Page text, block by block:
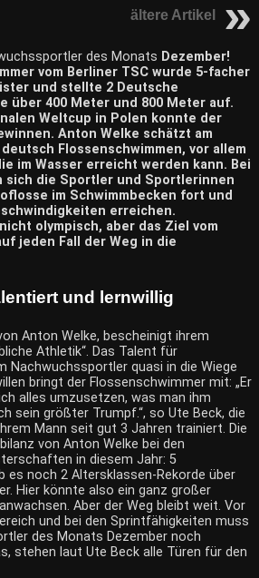
ältere Artikel
des Monats Dezember!
vom Berliner TSC wurde 5-facher
und stellte 2 Deutsche
über 400 Meter und 800 Meter auf.
Weltcup in Polen konnte der
Anton Welke schätzt am
Flossenschwimmen, vor allem
im Wasser erreicht werden kann. Bei
sich die Sportler und Sportlerinnen
im Schwimmbecken fort und
erreichen.
olympisch, aber das Ziel vom
jeden Fall der Weg in die
und lernwillig
Anton Welke, bescheinigt ihrem
Athletik“. Das Talent für
Nachwuchssportler quasi in die Wiege
bringt der Flossenschwimmer mit: „Er
alles umzusetzen, was man ihm
sein größter Trumpf.“, so Ute Beck, die
Mann seit gut 3 Jahren trainiert. Die
von Anton Welke bei den
in diesem Jahr: 5
es noch 2 Altersklassen-Rekorde über
Hier könnte also ein ganz großer
Aber der Weg bleibt weit. Vor
und bei den Sprintfähigkeiten muss
des Monats Dezember noch
stehen laut Ute Beck alle Türen für den